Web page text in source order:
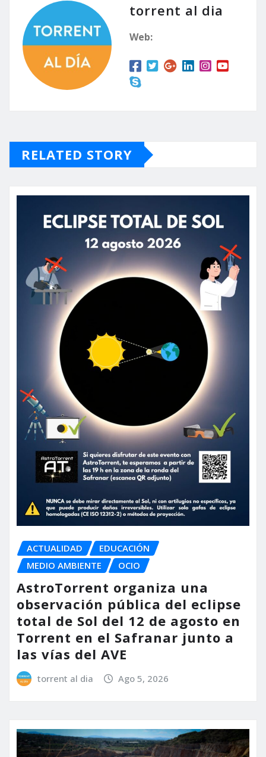
torrent al dia
Web:
RELATED STORY
ACTUALIDAD
EDUCACIÓN
MEDIO AMBIENTE
OCIO
AstroTorrent organiza una
observación pública del eclipse
total de Sol del 12 de agosto en
Torrent en el Safranar junto a
las vías del AVE
torrent al dia Ago 5, 2026